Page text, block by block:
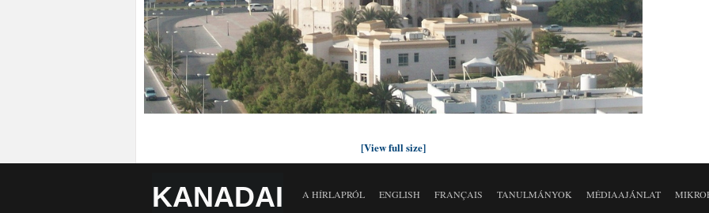
[View full size]
KANADAI A HÍRLAPRÓL ENGLISH FRANÇAIS TANULMÁNYOK MÉDIAAJÁNLAT